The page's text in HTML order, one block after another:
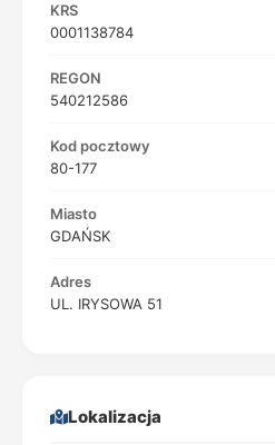
KRS
0001138784
REGON
540212586
Kod pocztowy
80-177
Miasto
GDAŃSK
Adres
UL. IRYSOWA 51
Lokalizacja